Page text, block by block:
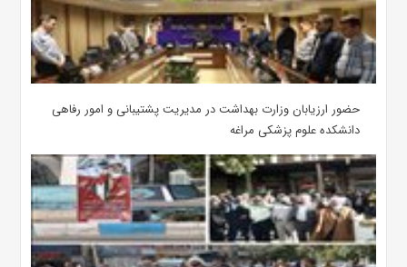
حضور ارزیابان وزارت بهداشت در مدیریت پشتیبانی و امور رفاهی
دانشکده علوم پزشکی مراغه